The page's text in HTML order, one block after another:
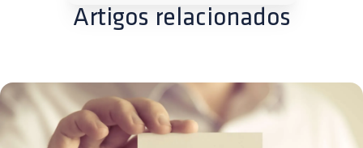
Artigos relacionados